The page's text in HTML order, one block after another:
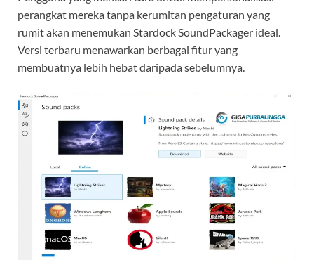
perangkat mereka tanpa kerumitan pengaturan yang
rumit akan menemukan Stardock SoundPackager ideal.
Versi terbaru menawarkan berbagai fitur yang
membuatnya lebih hebat daripada sebelumnya.